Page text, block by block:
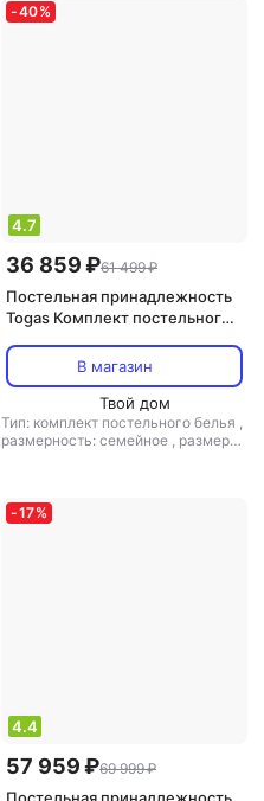
-40%
4.7
36 859 ₽61 499 ₽
Постельная принадлежность
Togas Комплект постельного
2/260х270/50х70-2, 5пр
В магазин
Твой дом
Тип: комплект постельного белья ,
размерность: семейное , размер
-17%
4.4
57 959 ₽69 999 ₽